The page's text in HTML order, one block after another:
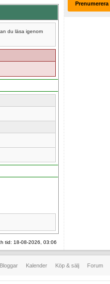
du läsa igenom
tid: 18-08-2026, 03:06
Bloggar Kalender Köp & sälj Forum